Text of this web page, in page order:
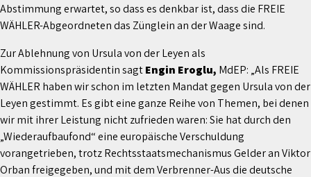
Abstimmung erwartet, so dass es denkbar ist, dass die FREIE
WÄHLER-Abgeordneten das Zünglein an der Waage sind.
Zur Ablehnung von Ursula von der Leyen als
Kommissionspräsidentin sagtEngin Eroglu, MdEP: „Als FREIE
WÄHLER haben wir schon im letzten Mandat gegen Ursula von der
Leyen gestimmt. Es gibt eine ganze Reihe von Themen, bei denen
wir mit ihrer Leistung nicht zufrieden waren: Sie hat durch den
„Wiederaufbaufond“ eine europäische Verschuldung
vorangetrieben, trotz Rechtsstaatsmechanismus Gelder an Viktor
Orban freigegeben, und mit dem Verbrenner-Aus die deutsche